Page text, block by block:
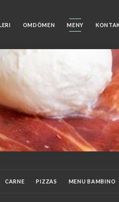
OMDÖMEN MENY
CARNE PIZZAS MENU BAMBINO